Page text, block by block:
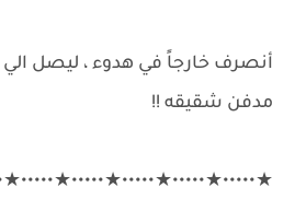
أنصرف خارجاً في هدوء ، ليصل الي
مدفن شقيقه !!